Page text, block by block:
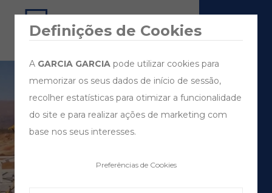
Definições de Cookies
A GARCIA GARCIA pode utilizar cookies para
memorizar os seus dados de início de sessão,
recolher estatísticas para otimizar a funcionalidade
do site e para realizar ações de marketing com
base nos seus interesses.
Preferências de Cookies